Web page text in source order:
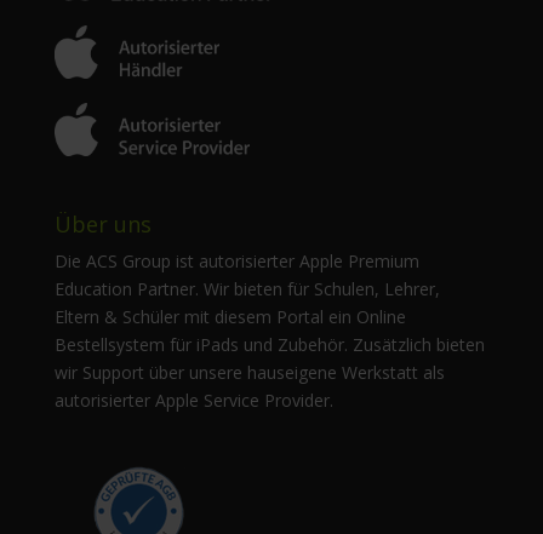
Über uns
Die ACS Group ist autorisierter Apple Premium
Education Partner. Wir bieten für Schulen, Lehrer,
Eltern & Schüler mit diesem Portal ein Online
Bestellsystem für iPads und Zubehör. Zusätzlich bieten
wir Support über unsere hauseigene Werkstatt als
autorisierter Apple Service Provider.